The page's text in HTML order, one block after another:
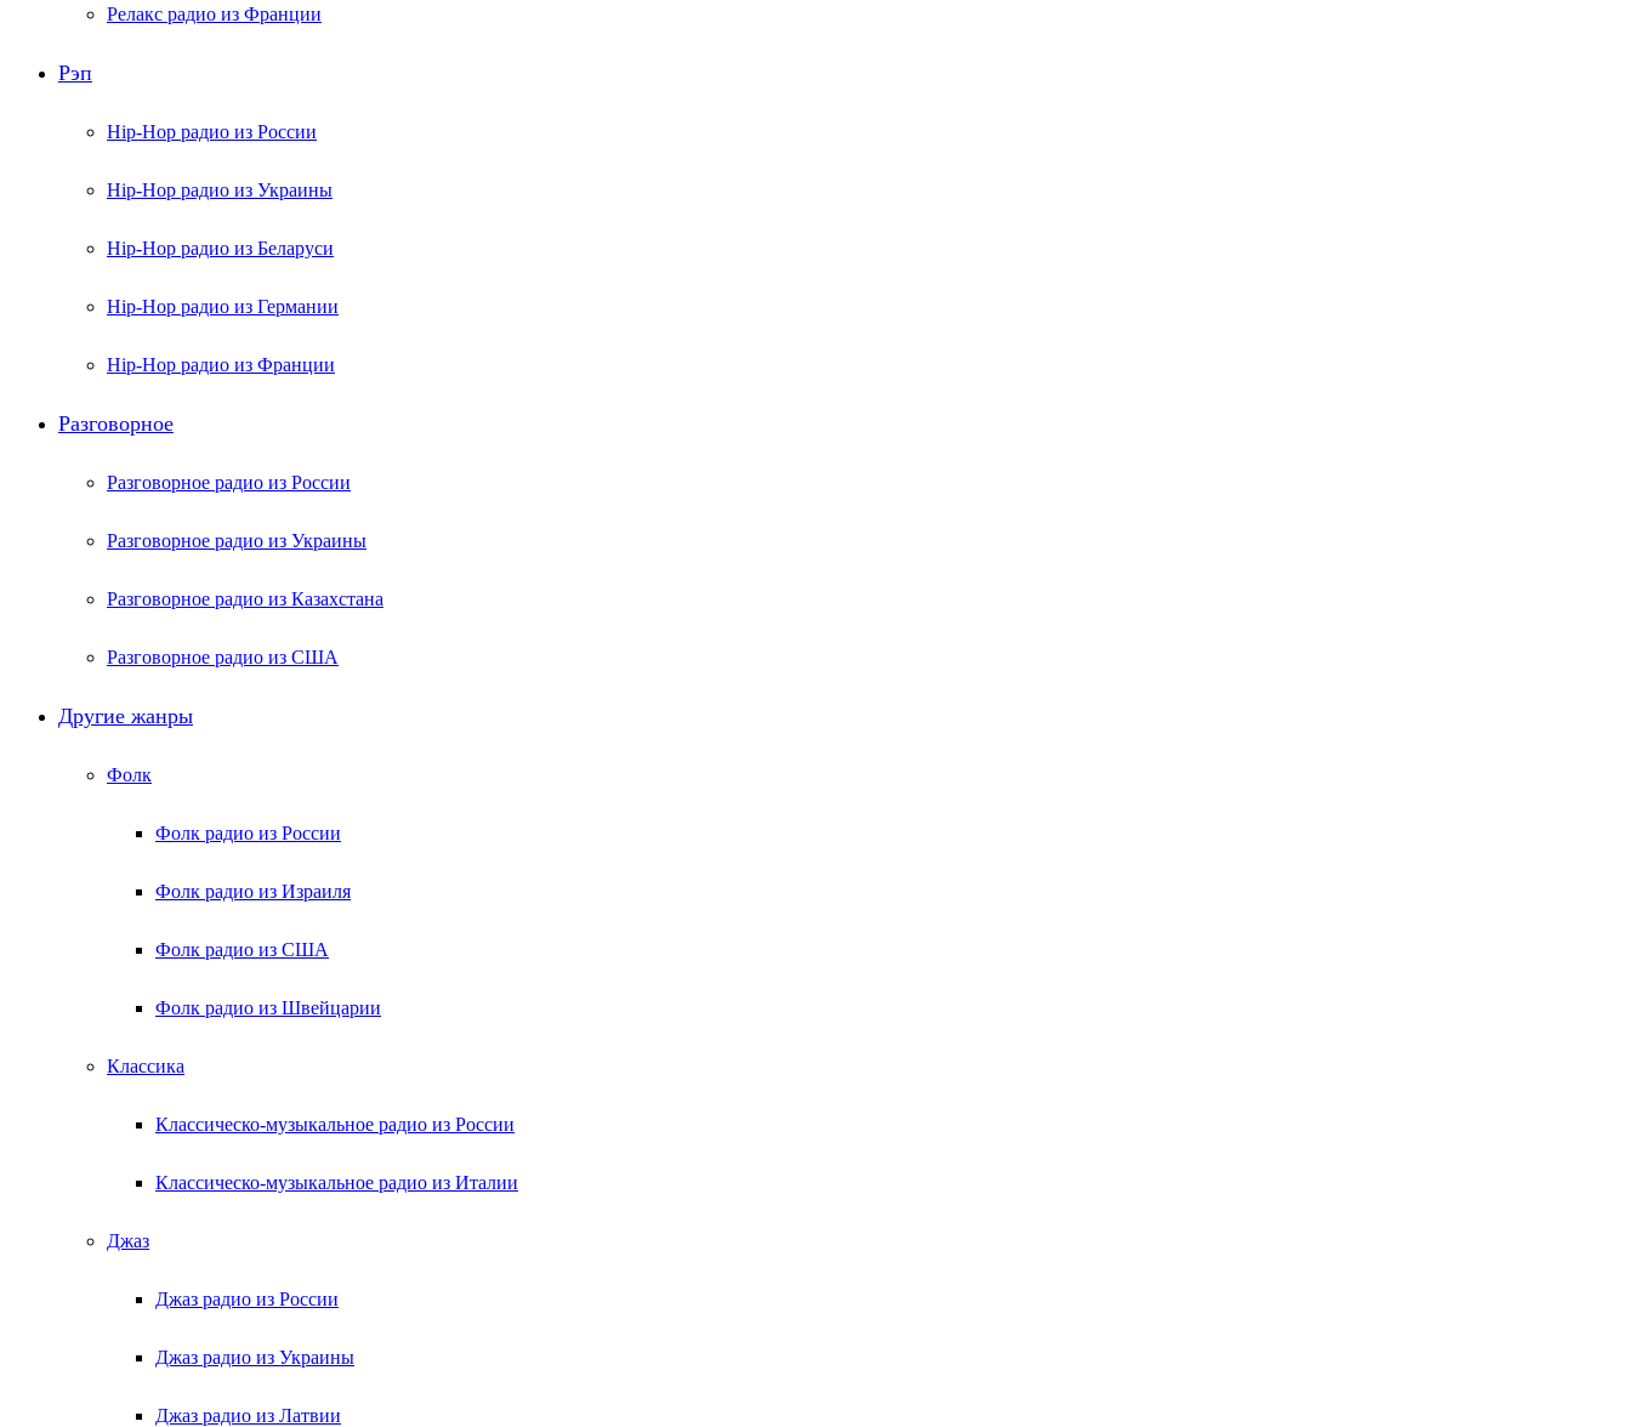
Релакс радио из Франции
Рэп
Hip-Hop радио из России
Hip-Hop радио из Украины
Hip-Hop радио из Беларуси
Hip-Hop радио из Германии
Hip-Hop радио из Франции
Разговорное
Разговорное радио из России
Разговорное радио из Украины
Разговорное радио из Казахстана
Разговорное радио из США
Другие жанры
Фолк
Фолк радио из России
Фолк радио из Израиля
Фолк радио из США
Фолк радио из Швейцарии
Классика
Классическо-музыкальное радио из России
Классическо-музыкальное радио из Италии
Джаз
Джаз радио из России
Джаз радио из Украины
Джаз радио из Латвии